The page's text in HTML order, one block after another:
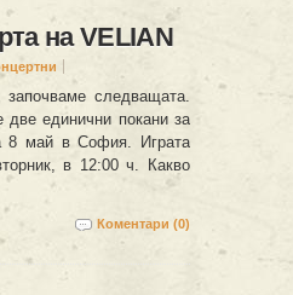
на VELIAN
следващата.
единични покани за
8 май в София. Играта
в 12:00 ч. Какво
Коментари (0)